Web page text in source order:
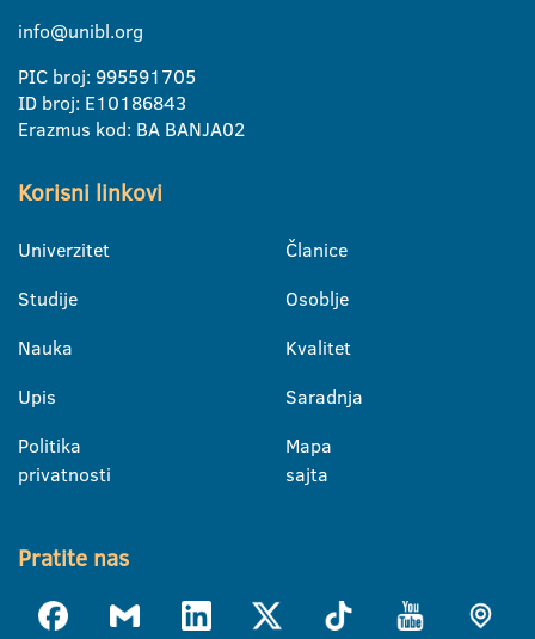
info@unibl.org
PIC broj: 995591705
ID broj: E10186843
Erazmus kod: BA BANJA02
Korisni linkovi
Univerzitet
Studije
Nauka
Upis
Politika
privatnosti
Članice
Osoblje
Kvalitet
Saradnja
Mapa
sajta
Pratite nas